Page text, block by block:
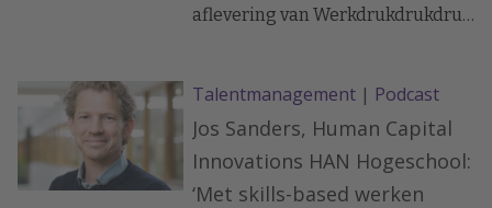
aflevering van Werkdrukdrukdruk
opvallendste ontwikkelingen
rond werk en mentale
gezondheid.
Talentmanagement | Podcast
Jos Sanders, Human Capital
Innovations HAN Hogeschool:
‘Met skills-based werken